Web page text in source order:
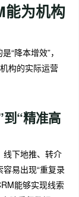
能为机构
“降本增效”，
构的实际运营
到“精准高
线下地推、转介
易出现“重复录
能够实现线索